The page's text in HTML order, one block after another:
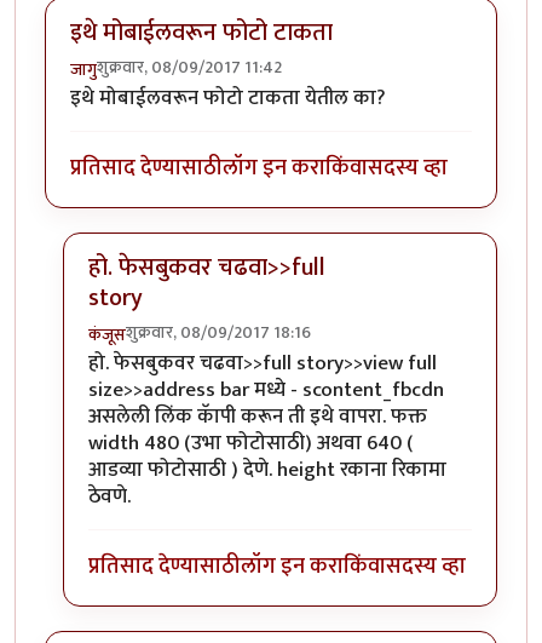
इथे मोबाईलवरून फोटो टाकता
जागुशुक्रवार, 08/09/2017 11:42
इथे मोबाईलवरून फोटो टाकता येतील का?
प्रतिसाद देण्यासाठीलॉग इन कराकिंवासदस्य व्हा
हो. फेसबुकवर चढवा>>full
story
कंजूसशुक्रवार, 08/09/2017 18:16
In reply toइथे मोबाईलवरून फोटो टाकताby
हो. फेसबुकवर चढवा>>full story>>view full
size>>address bar मध्ये - scontent_fbcdn
असलेली लिंक कॅापी करून ती इथे वापरा. फक्त
width 480 (उभा फोटोसाठी) अथवा 640 (
आडव्या फोटोसाठी ) देणे. height रकाना रिकामा
ठेवणे.
प्रतिसाद देण्यासाठीलॉग इन कराकिंवासदस्य व्हा